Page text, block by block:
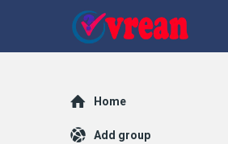
vrean.com
Explore
Home
Add group